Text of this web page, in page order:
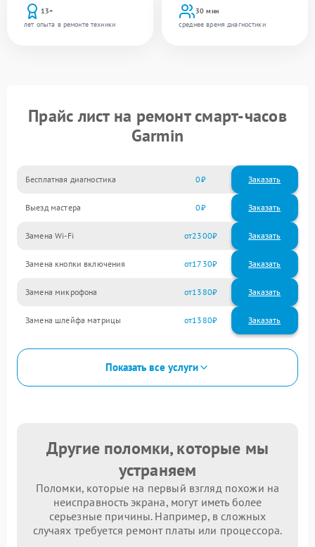
13+
лет опыта в ремонте техники
30 мин
среднее время диагностики
Прайс лист на ремонт смарт-часов
Garmin
Бесплатная диагностика 0 Заказать
Выезд мастера 0 Заказать
Замена Wi-Fi 2300
Замена кнопки включения 1730
Замена микрофона 1380
Замена шлейфа матрицы 1380
Показать все услуги
Другие поломки, которые мы
устраняем
Поломки, которые на первый взгляд похожи на
неисправность экрана, могут иметь более
серьезные причины. Например, в сложных
случаях требуется ремонт платы или процессора.